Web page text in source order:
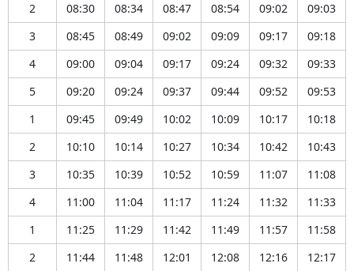
2
08:30 08:34 08:47 08:54 09:02
09:03
3
08:45 08:49 09:02 09:09 09:17
09:18
4
09:00 09:04 09:17 09:24 09:32
09:33
5
09:20 09:24 09:37 09:44 09:52
09:53
1
09:45 09:49 10:02 10:09 10:17
10:18
2
10:10 10:14 10:27 10:34 10:42
10:43
3
10:35 10:39 10:52 10:59 11:07
11:08
4
11:00 11:04 11:17 11:24 11:32
11:33
1
11:25 11:29 11:42 11:49 11:57
11:58
2
11:44 11:48 12:01 12:08 12:16
12:17